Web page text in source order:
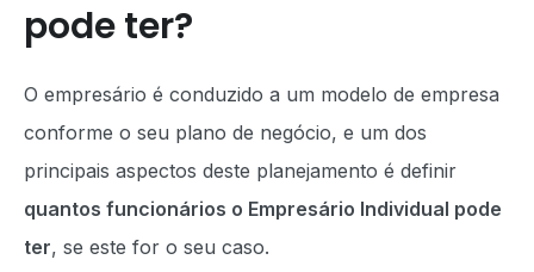
pode ter?
O empresário é conduzido a um modelo de empresa
conforme o seu plano de negócio, e um dos
principais aspectos deste planejamento é definir
quantos funcionários o Empresário Individual pode
ter, se este for o seu caso.